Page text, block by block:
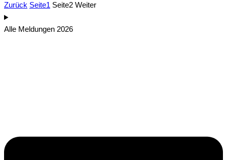
Zurück Seite1 Seite2 Weiter
Alle Meldungen 2026